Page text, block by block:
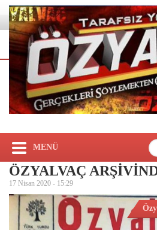
MENÜ
ÖZYALVAÇ
17 Nisan 2020 - 15:29